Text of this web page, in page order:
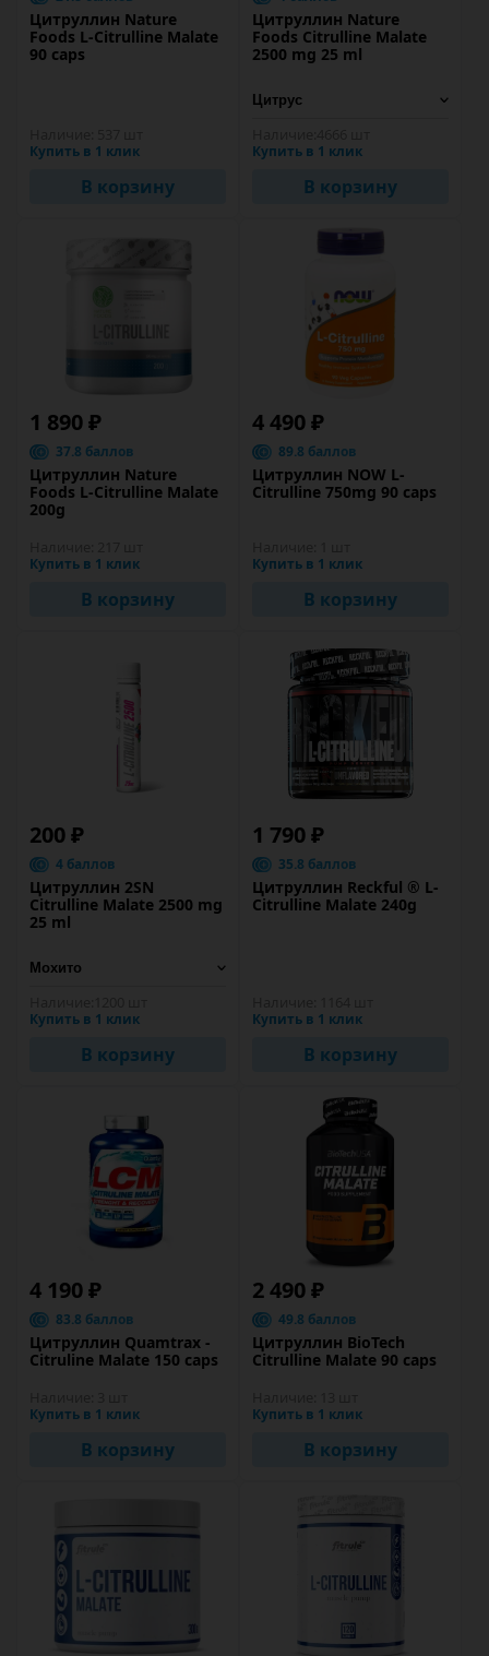
Цитруллин Nature
Foods L-Citrulline Malate
90 caps
Купить в 1 клик
В корзину
Цитруллин Nature
Foods Citrulline Malate
2500 mg 25 ml
Купить в 1 клик
В корзину
1 890 ₽
37.8 баллов
Цитруллин Nature
Foods L-Citrulline Malate
200g
Купить в 1 клик
В корзину
4 490 ₽
89.8 баллов
Цитруллин NOW L-
Citrulline 750mg 90 caps
Купить в 1 клик
В корзину
200 ₽
4 баллов
Цитруллин 2SN
Citrulline Malate 2500 mg
25 ml
Купить в 1 клик
В корзину
1 790 ₽
35.8 баллов
Цитруллин Reckful ® L-
Citrulline Malate 240g
Купить в 1 клик
В корзину
4 190 ₽
83.8 баллов
Цитруллин Quamtrax -
Citruline Malate 150 caps
Купить в 1 клик
В корзину
2 490 ₽
49.8 баллов
Цитруллин BioTech
Citrulline Malate 90 caps
Купить в 1 клик
В корзину